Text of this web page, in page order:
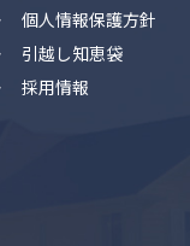
個人情報保護方針
引越し知恵袋
採用情報